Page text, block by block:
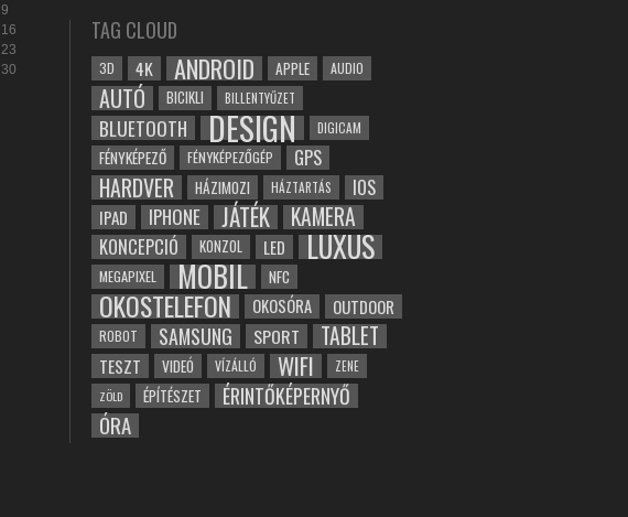
9
16
23
30
TAG CLOUD
3D 4K ANDROID APPLE AUDIO
AUTÓ BICIKLI BILLENTYŰZET
BLUETOOTH DESIGN DIGICAM
FÉNYKÉPEZŐ FÉNYKÉPEZŐGÉP GPS
HARDVER HÁZIMOZI HÁZTARTÁS IOS
IPAD IPHONE JÁTÉK KAMERA
KONCEPCIÓ KONZOL LED LUXUS
MEGAPIXEL MOBIL NFC
OKOSTELEFON OKOSÓRA OUTDOOR
ROBOT SAMSUNG SPORT TABLET
TESZT VIDEÓ VÍZÁLLÓ WIFI
ZENE
ZÖLD
ÉPÍTÉSZET ÉRINTŐKÉPERNYŐ
ÓRA